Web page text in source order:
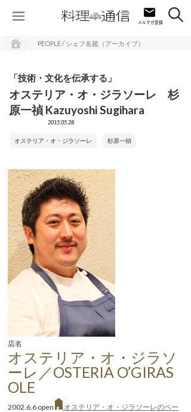
PEOPLE / シェフ名鑑（アーカイブ）
「技術・文化を伝承する」
オステリア・オ・ジラソーレ 杉
原一禎 Kazuyoshi Sugihara
2015.05.28
オステリア・オ・ジラソーレ 杉原一禎
店名
オステリア・オ・ジラソ
ーレ／OSTERIA O’GIRAS
OLE
2002.6.6 open
オステリア・オ・ジラソーレのペー